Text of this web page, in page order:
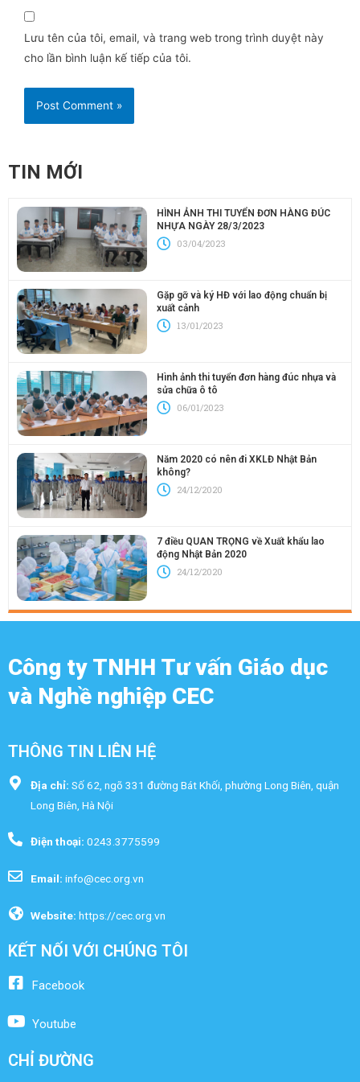
Lưu tên của tôi, email, và trang web trong trình duyệt này
cho lần bình luận kế tiếp của tôi.
TIN MỚI
HÌNH ẢNH THI TUYỂN ĐƠN HÀNG ĐÚC
NHỰA NGÀY 28/3/2023
03/04/2023
Gặp gỡ và ký HĐ với lao động chuẩn bị
xuất cảnh
13/01/2023
Hình ảnh thi tuyển đơn hàng đúc nhựa và
sửa chữa ô tô
06/01/2023
Năm 2020 có nên đi XKLĐ Nhật Bản
không?
24/12/2020
7 điều QUAN TRỌNG về Xuất khẩu lao
động Nhật Bản 2020
24/12/2020
Công ty TNHH Tư vấn Giáo dục
và Nghề nghiệp CEC
THÔNG TIN LIÊN HỆ
Địa chỉ: Số 62, ngõ 331 đường Bát Khối, phường Long Biên, quận
Long Biên, Hà Nội
Điện thoại: 0243.3775599
Email: info@cec.org.vn
Website: https://cec.org.vn
KẾT NỐI VỚI CHÚNG TÔI
Facebook
Youtube
CHỈ ĐƯỜNG